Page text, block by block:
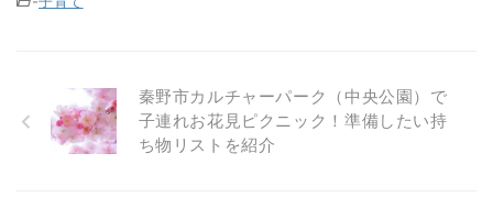
秦野市カルチャーパーク（中央公園）で
子連れお花見ピクニック！準備したい持
ち物リストを紹介